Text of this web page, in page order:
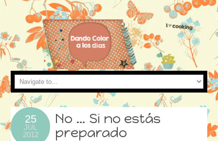
25
JUL
2012
No … Si no estás
preparado